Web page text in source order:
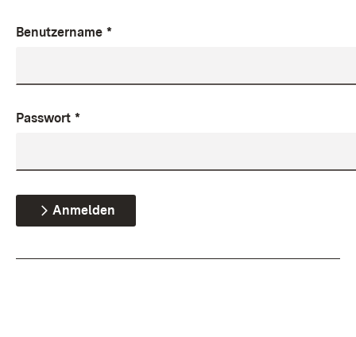
Benutzername *
Passwort *
Anmelden